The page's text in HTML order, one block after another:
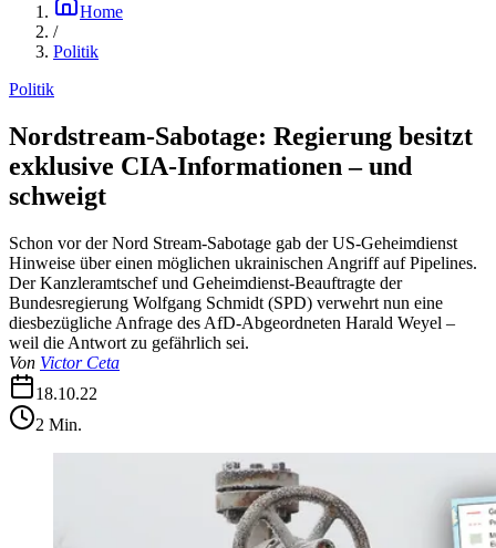
Home
/
Politik
Politik
Nordstream-Sabotage: Regierung besitzt
exklusive CIA-Informationen – und
schweigt
Schon vor der Nord Stream-Sabotage gab der US-Geheimdienst
Hinweise über einen möglichen ukrainischen Angriff auf Pipelines.
Der Kanzleramtschef und Geheimdienst-Beauftragte der
Bundesregierung Wolfgang Schmidt (SPD) verwehrt nun eine
diesbezügliche Anfrage des AfD-Abgeordneten Harald Weyel –
weil die Antwort zu gefährlich sei.
Von Victor Ceta
18.10.22
2 Min.